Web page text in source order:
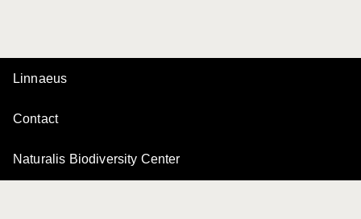
Linnaeus
Contact
Naturalis Biodiversity Center